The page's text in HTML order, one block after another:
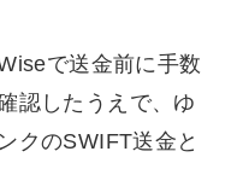
で送金前に手数
認したうえで、ゆ
クのSWIFT送金と